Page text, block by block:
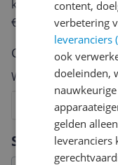
Specificaties
keuze te maken én
€250,-!
Klik hier
Cijfer
Welk cijfer geef jij
4
3
2
content,
verbetering
leveranciers
ook
doeleinden,
gelden
leveranciers